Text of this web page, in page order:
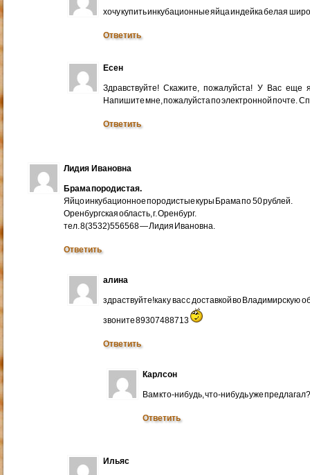
хочу купить инкубационные яйца индейка белая
Ответить
Есен
Здравствуйте! Скажите, пожалуйста! У Вас еще
Напишите мне, пожалуйста по электронной почте.
Ответить
Лидия Ивановна
Брама породистая.
Яйцо инкубационное породистые куры Брама по 50 рублей.
Оренбургская область, г. Оренбург.
тел. 8(3532)556568 — Лидия Ивановна.
Ответить
алина
здраствуйте!как у вас с доставкой во Владимирскую
звоните 89307488713
Ответить
Карлсон
Вам кто-нибудь, что-нибудь уже
Ответить
Ильяс